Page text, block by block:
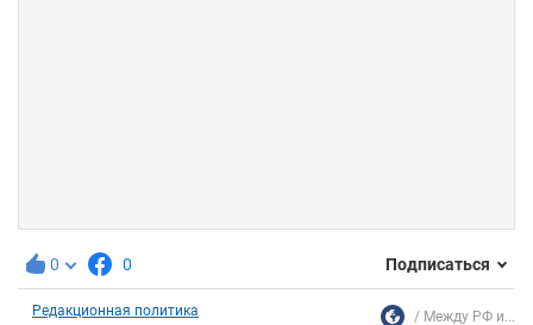
0 0 Подписаться
Редакционная политика Между РФ и...